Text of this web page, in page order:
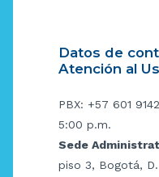
Datos de
Atención al
PBX: +57 601
5:00 p.m.
Sede
piso 3, Bogotá,